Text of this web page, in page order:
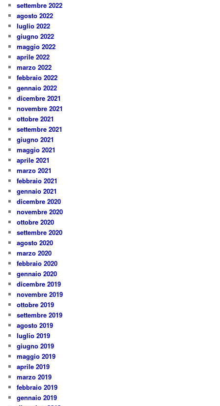
settembre 2022
agosto 2022
luglio 2022
giugno 2022
maggio 2022
aprile 2022
marzo 2022
febbraio 2022
gennaio 2022
dicembre 2021
novembre 2021
ottobre 2021
settembre 2021
giugno 2021
maggio 2021
aprile 2021
marzo 2021
febbraio 2021
gennaio 2021
dicembre 2020
novembre 2020
ottobre 2020
settembre 2020
agosto 2020
marzo 2020
febbraio 2020
gennaio 2020
dicembre 2019
novembre 2019
ottobre 2019
settembre 2019
agosto 2019
luglio 2019
giugno 2019
maggio 2019
aprile 2019
marzo 2019
febbraio 2019
gennaio 2019